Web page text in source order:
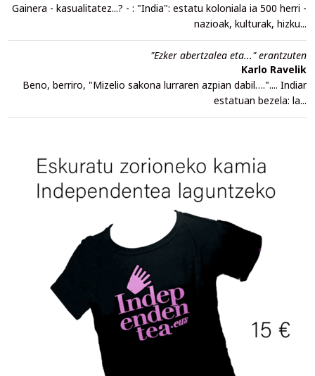
Gainera - kasualitatez...? - : "India": estatu koloniala ia 500 herri -
nazioak, kulturak, hizku...
"Ezker abertzalea eta..." erantzuten
Karlo Ravelik
Beno, berriro, "Mizelio sakona lurraren azpian dabil….".... Indiar
estatuan bezela: la...